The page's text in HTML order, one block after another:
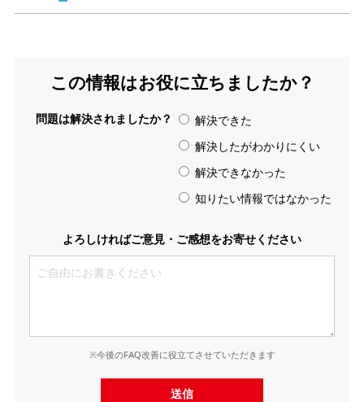
この情報はお役に立ちましたか？
問題は解決されましたか？
解決できた
解決したがわかりにくい
解決できなかった
知りたい情報ではなかった
よろしければご意見・ご感想をお寄せください
※今後のFAQ改善に役立てさせていただきます
送信